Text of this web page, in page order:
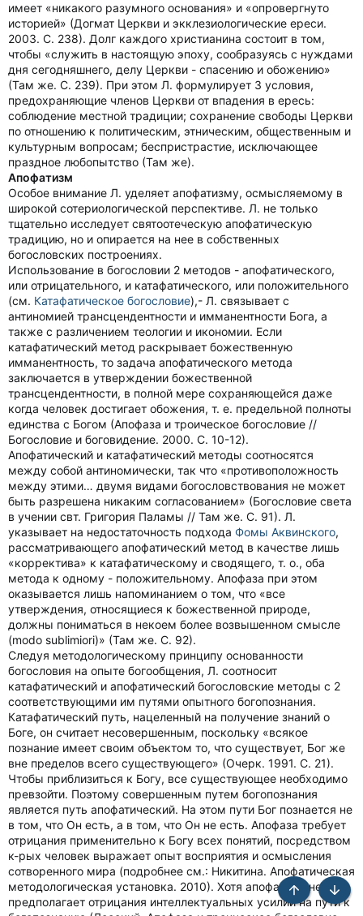
имеет «никакого разумного основания» и «опровергнуто
историей» (Догмат Церкви и экклезиологические ереси.
2003. С. 238). Долг каждого христианина состоит в том,
чтобы «служить в настоящую эпоху, сообразуясь с нуждами
дня сегодняшнего, делу Церкви - спасению и обожению»
(Там же. С. 239). При этом Л. формулирует 3 условия,
предохраняющие членов Церкви от впадения в ересь:
соблюдение местной традиции; сохранение свободы Церкви
по отношению к политическим, этническим, общественным и
культурным вопросам; беспристрастие, исключающее
праздное любопытство (Там же).
Апофатизм
Особое внимание Л. уделяет апофатизму, осмысляемому в
широкой сотериологической перспективе. Л. не только
тщательно исследует святоотеческую апофатическую
традицию, но и опирается на нее в собственных
богословских построениях.
Использование в богословии 2 методов - апофатического,
или отрицательного, и катафатического, или положительного
(см. Катафатическое богословие),- Л. связывает с
антиномией трансцендентности и имманентности Бога, а
также с различением теологии и икономии. Если
катафатический метод раскрывает божественную
имманентность, то задача апофатического метода
заключается в утверждении божественной
трансцендентности, в полной мере сохраняющейся даже
когда человек достигает обoжения, т. е. предельной полноты
единства с Богом (Апофаза и троическое богословие //
Богословие и боговидение. 2000. С. 10-12).
Апофатический и катафатический методы соотносятся
между собой антиномически, так что «противоположность
между этими… двумя видами богословствования не может
быть разрешена никаким согласованием» (Богословие света
в учении свт. Григория Паламы // Там же. С. 91). Л.
указывает на недостаточность подхода Фомы Аквинского,
рассматривающего апофатический метод в качестве лишь
«корректива» к катафатическому и сводящего, т. о., оба
метода к одному - положительному. Апофаза при этом
оказывается лишь напоминанием о том, что «все
утверждения, относящиеся к божественной природе,
должны пониматься в некоем более возвышенном смысле
(modo sublimiori)» (Там же. С. 92).
Следуя методологическому принципу основанности
богословия на опыте богообщения, Л. соотносит
катафатический и апофатический богословские методы с 2
соответствующими им путями опытного богопознания.
Катафатический путь, нацеленный на получение знаний о
Боге, он считает несовершенным, поскольку «всякое
познание имеет своим объектом то, что существует, Бог же
вне пределов всего существующего» (Очерк. 1991. С. 21).
Чтобы приблизиться к Богу, все существующее необходимо
превзойти. Поэтому совершенным путем богопознания
является путь апофатический. На этом пути Бог познается не
в том, что Он есть, а в том, что Он не есть. Апофаза требует
отрицания применительно к Богу всех понятий, посредством
к-рых человек выражает опыт восприятия и осмысления
сотворенного мира (подробнее см.: Никитина. Апофатическая
методологическая установка. 2010). Хотя апофатизм не
предполагает отрицания интеллектуальных усилий на пути к
Сверху Снизу